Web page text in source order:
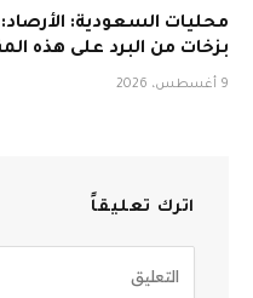
محليات السعودية:
بزخات من البرد على هذه
9 أغسطس، 2026
اترك تعليقاً